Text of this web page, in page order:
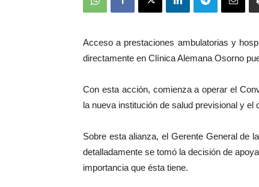
Acceso a prestaciones ambulatorias y
directamente en Clínica Alemana Osorno
Con esta acción, comienza a operar el
la nueva institución de salud previsional y el
Sobre esta alianza, el Gerente General de
detalladamente se tomó la decisión de
importancia que ésta tiene.